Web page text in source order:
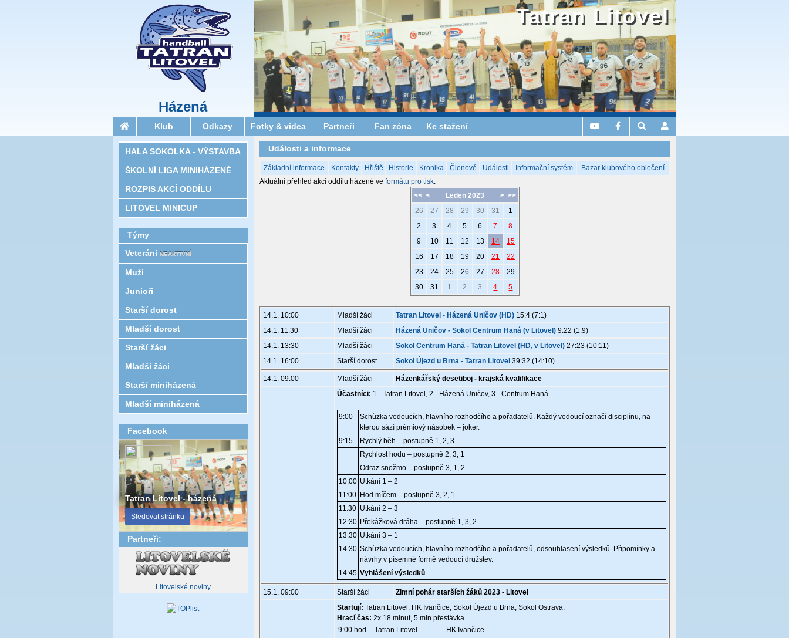
Házená
Tatran Litovel
Klub Odkazy Fotky & videa Partneři Fan zóna Ke stažení
Události a informace
Základní informace Kontakty Hřiště Historie Kronika Členové Události Informační systém
Bazar klubového oblečení
Aktuální přehled akcí oddílu házené ve formátu pro tisk.
<< < > >>
Leden 2023
26
27 28 29 30 31
1
2
3 4 5 6 7
8
9
10 11 12 13 14
15
16
17 18 19 20 21
22
23
24 25 26 27 28
29
30
31 1 2 3 4 5
14.1. 10:00 Mladší žáci Tatran Litovel - Házená Uničov (HD) 15:4 (7:1)
14.1. 11:30
Mladší žáci Házená Uničov - Sokol Centrum Haná (v Litovel) 9:22 (1:9)
14.1. 13:30
Mladší žáci Sokol Centrum Haná - Tatran Litovel (HD, v Litovel) 27:23 (10:11)
14.1. 16:00
Starší dorost Sokol Újezd u Brna - Tatran Litovel 39:32 (14:10)
14.1. 09:00 Mladší žáci
Házenkářský desetiboj - krajská kvalifikace
Účastníci: 1 - Tatran Litovel, 2 - Házená Uničov, 3 - Centrum Haná
9:00
Schůzka vedoucích, hlavního rozhodčího a pořadatelů. Každý vedoucí označí disciplínu, na
kterou sází prémiový násobek – joker.
9:15
Rychlý běh – postupně 1, 2, 3
Rychlost hodu – postupně 2, 3, 1
Odraz snožmo – postupně 3, 1, 2
10:00 Utkání 1 – 2
11:00 Hod míčem – postupně 3, 2, 1
11:30 Utkání 2 – 3
12:30 Překážková dráha – postupně 1, 3, 2
13:30 Utkání 3 – 1
14:30 Schůzka vedoucích, hlavního rozhodčího a pořadatelů, odsouhlasení výsledků. Připomínky a
návrhy v písemné formě vedoucí družstev.
14:45 Vyhlášení výsledků
15.1. 09:00 Starší žáci
Zimní pohár starších žáků 2023 - Litovel
Startují: Tatran Litovel, HK Ivančice, Sokol Újezd u Brna, Sokol Ostrava.
Hrací čas: 2x 18 minut, 5 min přestávka
9:00 hod.
Tatran Litovel
- HK Ivančice
HALA SOKOLKA - VÝSTAVBA
ŠKOLNÍ LIGA MINIHÁZENÉ
ROZPIS AKCÍ ODDÍLU
LITOVEL MINICUP
Týmy
Veteráni NEAKTIVNÍ
Muži
Junioři
Starší dorost
Mladší dorost
Starší žáci
Mladší žáci
Starší miniházená
Mladší miniházená
Facebook
Tatran Litovel - házená
Sledovat stránku
Partneři:
Litovelské noviny